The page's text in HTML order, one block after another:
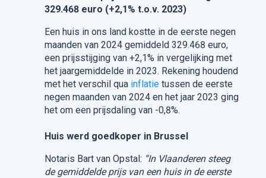
329.468 euro (+2,1% t.o.v. 2023)
Een huis in ons land kostte in de eerste negen
maanden van 2024 gemiddeld 329.468 euro,
een prijsstijging van +2,1% in vergelijking met
het jaargemiddelde in 2023. Rekening houdend
met het verschil qua inflatietussen de eerste
negen maanden van 2024 en het jaar 2023 ging
het om een prijsdaling van -0,8%.
Huis werd goedkoper in Brussel
Notaris Bart van Opstal: “In Vlaanderen steeg
de gemiddelde prijs van een huis in de eerste